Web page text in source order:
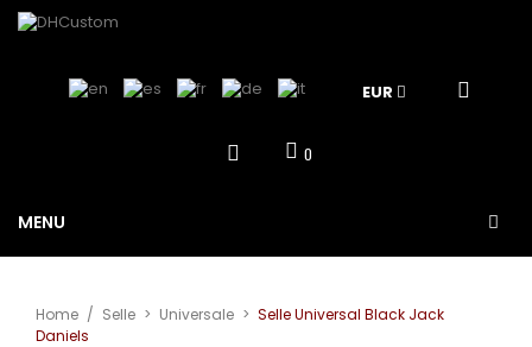
EUR
0
MENU
Home / Selle > Universale > Selle Universal Black Jack
Daniels